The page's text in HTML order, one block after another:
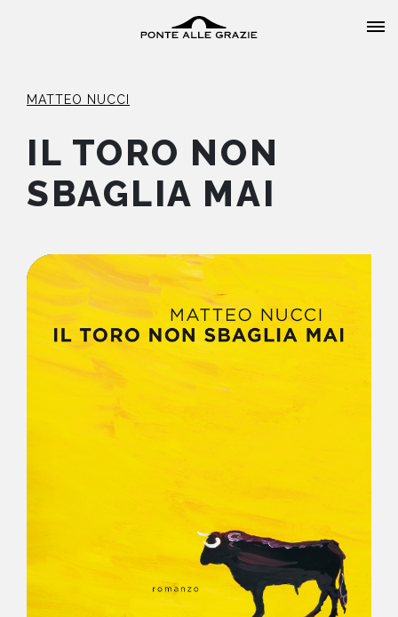
HOME
CATALOGO
AUTORI
EVENTI
MATTEO NUCCI
IL TORO NON
SBAGLIA MAI